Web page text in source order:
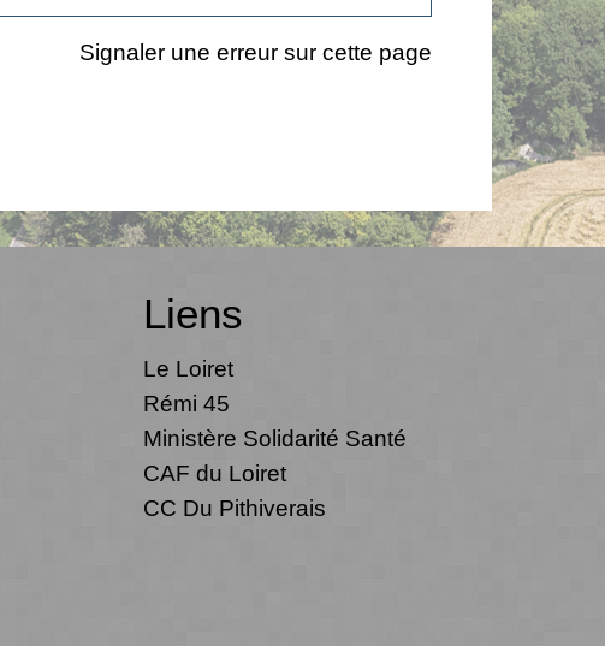
Signaler une erreur sur cette page
Liens
Le Loiret
Rémi 45
Ministère Solidarité Santé
CAF du Loiret
CC Du Pithiverais